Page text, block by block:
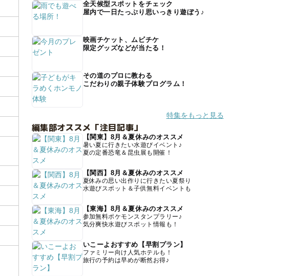
全天候型スポットをチェック
屋内で一日たっぷり思いっきり遊ぼう♪
映画チケット、ムビチケ
限定グッズなどが当たる！
その道のプロに教わる
こだわりの親子体験プログラム！
特集をもっと見る
編集部オススメ「注目記事」
【関東】8月＆夏休みのオススメ
暑い夏に行きたい水遊びイベント♪
夏の定番恐竜＆昆虫展も開催！
【関西】8月＆夏休みのオススメ
夏休みの思い出作りに行きたい夏祭り
水遊びスポット＆子供無料イベントも
【東海】8月＆夏休みのオススメ
参加無料ポケモンスタンプラリー♪
気分爽快水遊びスポット情報も！
いこーよおすすめ【早割プラン】
ファミリー向け人気ホテルも！
旅行の予約は早めが断然お得♪